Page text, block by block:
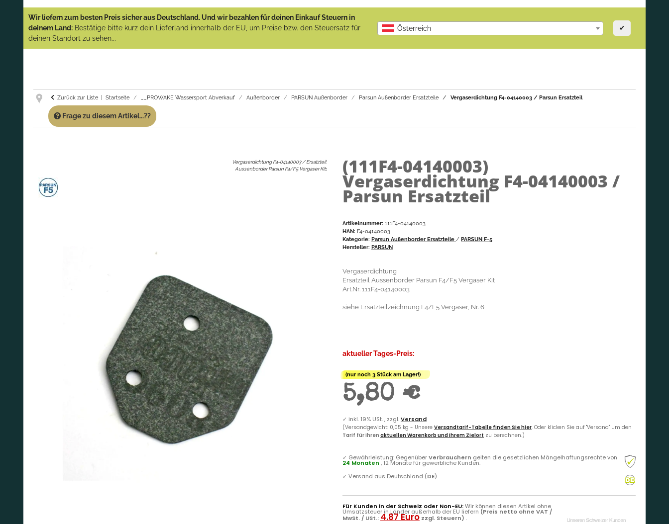
(Abverkauf)!
GARANTIE UND SERVICE:
Artikeln einfach an!
Wir liefern zum besten Preis sicher aus Deutschland. Und wir bezahlen für deinen Einkauf Steuern in
deinem Land: Bestätige bitte kurz dein Lieferland innerhalb der EU, um Preise bzw. den Steuersatz für
deinen Standort zu sehen...
Österreich ✔
Zurück zur Liste Startseite __PROWAKE Wassersport Abverkauf Außenborder PARSUN Außenborder Parsun Außenborder Ersatzteile Vergaserdichtung F4-04140003 / Parsun Ersatzteil
Frage zu diesem Artikel...??
Vergaserdichtung F4-04140003 / Ersatzteil
Aussenborder Parsun F4/F5 Vergaser Kit: (111F4-04140003)
Vergaserdichtung F4-04140003 /
Parsun Ersatzteil
Artikelnummer: 111F4-04140003
HAN: F4-04140003
Kategorie: Parsun Außenborder Ersatzteile / PARSUN F-5
Hersteller: PARSUN
Vergaserdichtung
Ersatzteil Aussenborder Parsun F4/F5 Vergaser Kit
Art.Nr. 111F4-04140003
siehe Ersatzteilzeichnung F4/F5 Vergaser, Nr. 6
aktueller Tages-Preis:
(nur noch 3 Stück am Lager!)
5,80 €
✓ inkl. 19% USt. , zzgl.Versand
(Versandgewicht: 0,05 kg - Unsere Versandtarif-Tabelle finden Sie hier. Oder klicken Sie auf "Versand" um den
Tarif für Ihren aktuellen Warenkorb und Ihrem Zielort zu berechnen.)
✓ Gewährleistung: GegenüberVerbrauchern gelten die gesetzlichen Mängelhaftungsrechte von
24 Monaten , 12 Monate für gewerbliche Kunden.
✓ Versand aus Deutschland (DE)
Für Kunden in der Schweiz oder Non-EU:Wir können diesen Artikel ohne
Umsatzsteuer in Länder außerhalb der EU liefern (Preis netto ohne VAT /
MwSt. / USt.: 4.87 Euro zzgl. Steuern) .